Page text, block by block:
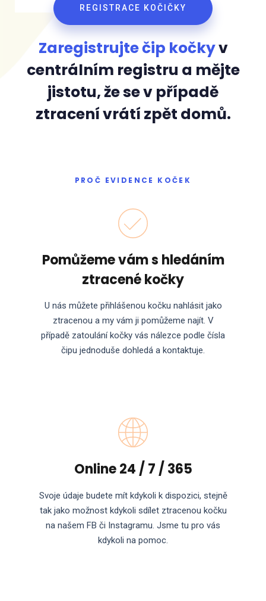
REGISTRACE KOČIČKY
Zaregistrujte čip kočkyv
centrálním registru a mějte
jistotu, že se v případě
ztracení vrátí zpět domů.
PROČ EVIDENCE KOČEK
Pomůžeme vám s hledáním
ztracené kočky
U nás můžete přihlášenou kočku nahlásit jako
ztracenou a my vám ji pomůžeme najít. V
případě zatoulání kočky vás nálezce podle čísla
čipu jednoduše dohledá a kontaktuje.
Online 24 / 7 / 365
Svoje údaje budete mít kdykoli k dispozici, stejně
tak jako možnost kdykoli sdílet ztracenou kočku
na našem FB či Instagramu. Jsme tu pro vás
kdykoli na pomoc.